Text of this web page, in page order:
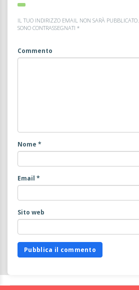
IL TUO INDIRIZZO EMAIL NON SARÀ PUBBLICATO.
SONO CONTRASSEGNATI *
Commento
Nome *
Email *
Sito web